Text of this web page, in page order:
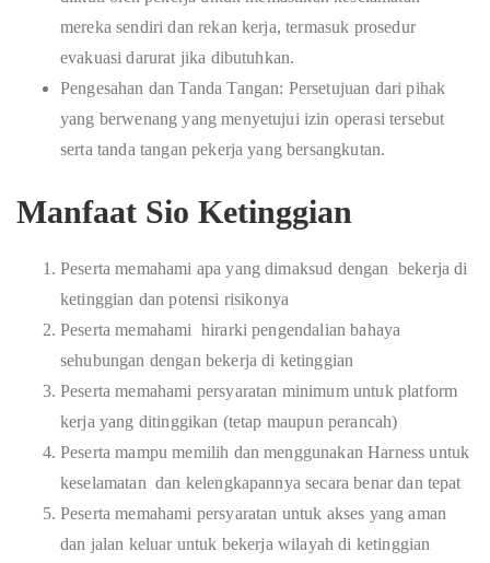
mereka sendiri dan rekan kerja, termasuk prosedur
evakuasi darurat jika dibutuhkan.
Pengesahan dan Tanda Tangan: Persetujuan dari pihak
yang berwenang yang menyetujui izin operasi tersebut
serta tanda tangan pekerja yang bersangkutan.
Manfaat Sio Ketinggian
Peserta memahami apa yang dimaksud dengan bekerja di
ketinggian dan potensi risikonya
Peserta memahami hirarki pengendalian bahaya
sehubungan dengan bekerja di ketinggian
Peserta memahami persyaratan minimum untuk platform
kerja yang ditinggikan (tetap maupun perancah)
Peserta mampu memilih dan menggunakan Harness untuk
keselamatan dan kelengkapannya secara benar dan tepat
Peserta memahami persyaratan untuk akses yang aman
dan jalan keluar untuk bekerja wilayah di ketinggian